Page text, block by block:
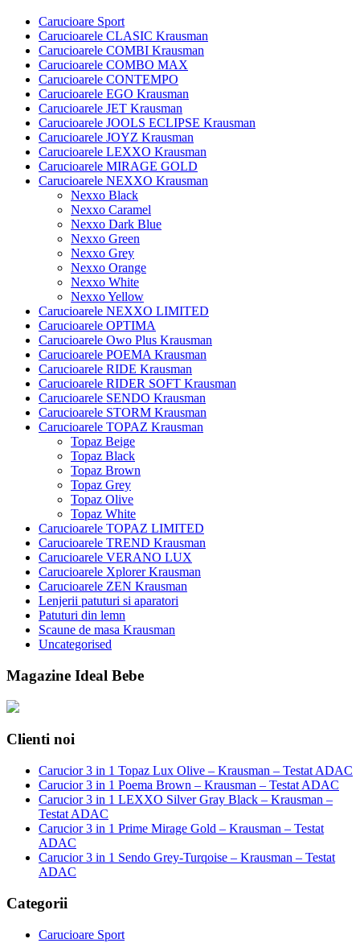
Carucioare Sport
Carucioarele CLASIC Krausman
Carucioarele COMBI Krausman
Carucioarele COMBO MAX
Carucioarele CONTEMPO
Carucioarele EGO Krausman
Carucioarele JET Krausman
Carucioarele JOOLS ECLIPSE Krausman
Carucioarele JOYZ Krausman
Carucioarele LEXXO Krausman
Carucioarele MIRAGE GOLD
Carucioarele NEXXO Krausman
Nexxo Black
Nexxo Caramel
Nexxo Dark Blue
Nexxo Green
Nexxo Grey
Nexxo Orange
Nexxo White
Nexxo Yellow
Carucioarele NEXXO LIMITED
Carucioarele OPTIMA
Carucioarele Owo Plus Krausman
Carucioarele POEMA Krausman
Carucioarele RIDE Krausman
Carucioarele RIDER SOFT Krausman
Carucioarele SENDO Krausman
Carucioarele STORM Krausman
Carucioarele TOPAZ Krausman
Topaz Beige
Topaz Black
Topaz Brown
Topaz Grey
Topaz Olive
Topaz White
Carucioarele TOPAZ LIMITED
Carucioarele TREND Krausman
Carucioarele VERANO LUX
Carucioarele Xplorer Krausman
Carucioarele ZEN Krausman
Lenjerii patuturi si aparatori
Patuturi din lemn
Scaune de masa Krausman
Uncategorised
Magazine Ideal Bebe
Clienti noi
Carucior 3 in 1 Topaz Lux Olive – Krausman – Testat ADAC
Carucior 3 in 1 Poema Brown – Krausman – Testat ADAC
Carucior 3 in 1 LEXXO Silver Gray Black – Krausman –
Testat ADAC
Carucior 3 in 1 Prime Mirage Gold – Krausman – Testat
ADAC
Carucior 3 in 1 Sendo Grey-Turqoise – Krausman – Testat
ADAC
Categorii
Carucioare Sport